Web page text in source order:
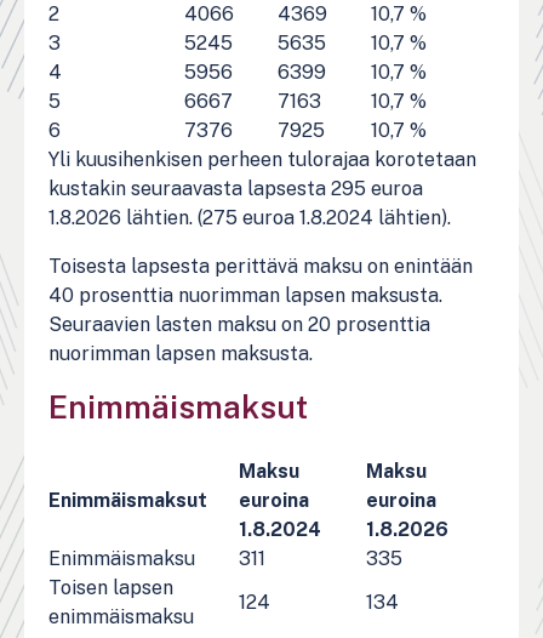
2 4066 4369
10,7 %
3
5245 5635
10,7 %
4
5956 6399
10,7 %
5
6667 7163
10,7 %
6
7376 7925
10,7 %
Yli kuusihenkisen perheen tulorajaa korotetaan
kustakin seuraavasta lapsesta 295 euroa
1.8.2026 lähtien. (275 euroa 1.8.2024 lähtien).
Toisesta lapsesta perittävä maksu on enintään
40 prosenttia nuorimman lapsen maksusta.
Seuraavien lasten maksu on 20 prosenttia
nuorimman lapsen maksusta.
Enimmäismaksut
Enimmäismaksut
Maksu
euroina
1.8.2024
Maksu
euroina
1.8.2026
Enimmäismaksu
311
335
Toisen lapsen
enimmäismaksu
124
134